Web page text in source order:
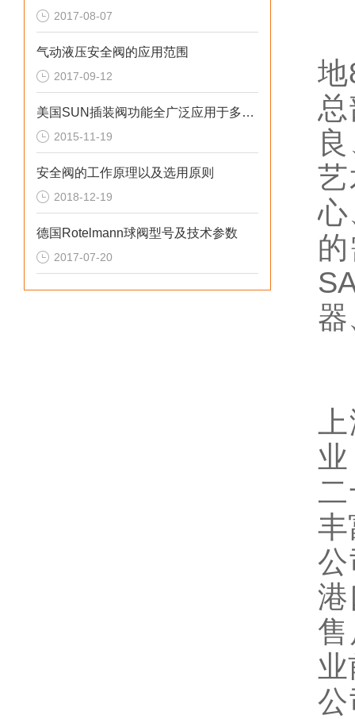
2017-08-07
气动液压安全阀的应用范围
2017-09-12
美国SUN插装阀功能全广泛应用于多种工程机械
2015-11-19
安全阀的工作原理以及选用原则
2018-12-19
德国Rotelmann球阀型号及技术参数
2017-07-20
丰